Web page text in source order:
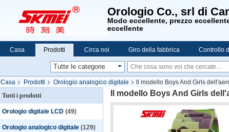
Orologio Co., srl di
Modo eccellente, prezzo
eccellente
Casa Prodotti Circa noi Giro della fabbrica Controllo
Casa Prodotti Orologio analogico digitale
Il modello Boys And Girls
Tutti i prodotti
Orologio digitale LCD (49)
Orologio analogico digitale (129)
Il modello Boys And Girls